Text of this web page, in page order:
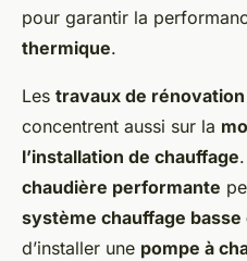
pour garantir la
thermique.
Les travaux de
concentrent aussi sur la
l’installation de chauffage
chaudière performante
système chauffage
d’installer une pompe à